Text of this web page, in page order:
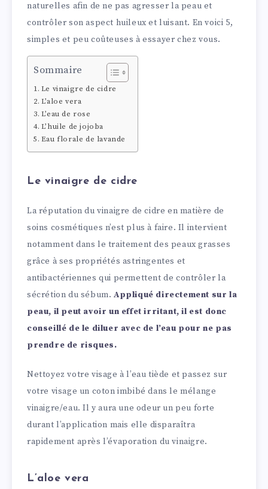
naturelles afin de ne pas agresser la peau et
contrôler son aspect huileux et luisant. En voici 5,
simples et peu coûteuses à essayer chez vous.
Sommaire
Le vinaigre de cidre
L’aloe vera
L’eau de rose
L’huile de jojoba
Eau florale de lavande
Le vinaigre de cidre
La réputation du vinaigre de cidre en matière de
soins cosmétiques n’est plus à faire. Il intervient
notamment dans le traitement des peaux grasses
grâce à ses propriétés astringentes et
antibactériennes qui permettent de contrôler la
sécrétion du sébum. Appliqué directement sur la
peau, il peut avoir un effet irritant, il est donc
conseillé de le diluer avec de l’eau pour ne pas
prendre de risques.
Nettoyez votre visage à l’eau tiède et passez sur
votre visage un coton imbibé dans le mélange
vinaigre/eau. Il y aura une odeur un peu forte
durant l’application mais elle disparaîtra
rapidement après l’évaporation du vinaigre.
L’aloe vera